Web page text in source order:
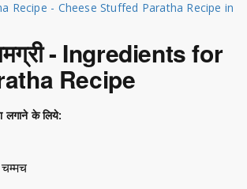
Recipe - Cheese Stuffed Paratha Recipe in
- Ingredients for
Recipe
लगाने के लिये: